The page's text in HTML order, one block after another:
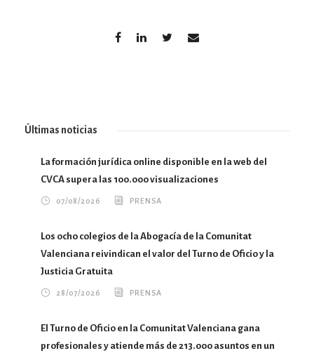
Últimas noticias
La formación jurídica online disponible en la web del
CVCA supera las 100.000 visualizaciones
07/08/2026 PRENSA
Los ocho colegios de la Abogacía de la Comunitat
Valenciana reivindican el valor del Turno de Oficio y la
Justicia Gratuita
28/07/2026 PRENSA
El Turno de Oficio en la Comunitat Valenciana gana
profesionales y atiende más de 213.000 asuntos en un